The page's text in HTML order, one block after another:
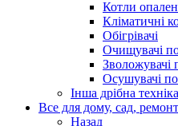
Котли
Кліматичні
Обігрівачі
Очищувачі
Зволожувачі
Осушувачі
Інша дрібна техніка
Все для дому, сад, ремонт
Назад